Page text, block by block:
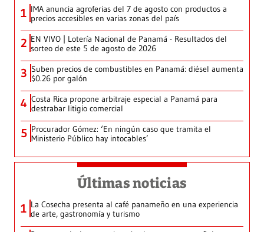
1 IMA anuncia agroferias del 7 de agosto con productos a
precios accesibles en varias zonas del país
2 EN VIVO | Lotería Nacional de Panamá - Resultados del
sorteo de este 5 de agosto de 2026
3 Suben precios de combustibles en Panamá: diésel aumenta
$0.26 por galón
4 Costa Rica propone arbitraje especial a Panamá para
destrabar litigio comercial
5 Procurador Gómez: ‘En ningún caso que tramita el
Ministerio Público hay intocables’
Últimas noticias
1 La Cosecha presenta al café panameño en una experiencia
de arte, gastronomía y turismo